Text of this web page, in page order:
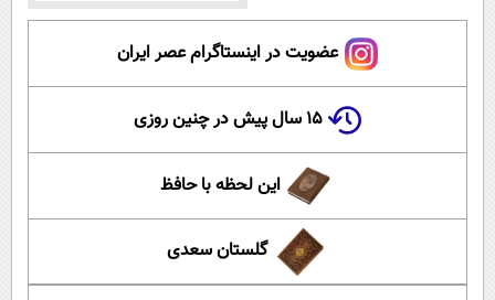
عضویت در اینستاگرام عصر ایران
۱۵ سال پیش در چنین روزی
این لحظه با حافظ
گلستان سعدی